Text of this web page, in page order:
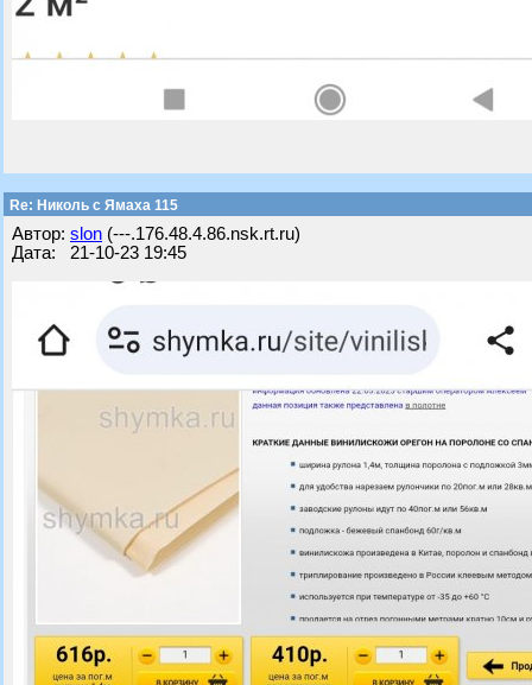
Re: Николь с Ямаха 115
Автор: slon (---.176.48.4.86.nsk.rt.ru)
Дата: 21-10-23 19:45